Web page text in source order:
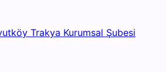
Trakya Kurumsal Şubesi